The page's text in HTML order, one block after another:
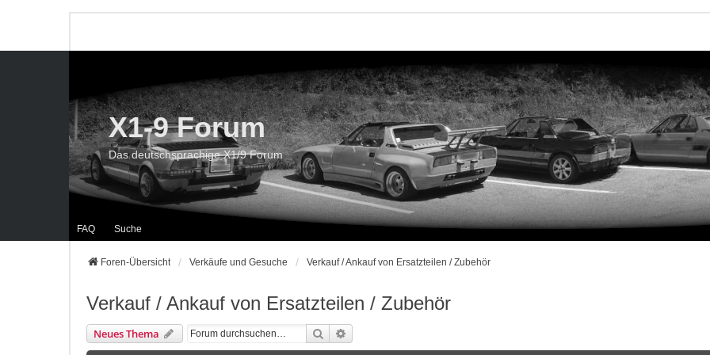
FAQ Suche
X1-9 Forum
Das deutschsprachige X1/9 Forum
Foren-Übersicht Verkäufe und Gesuche Verkauf / Ankauf von Ersatzteilen / Zubehör
Verkauf / Ankauf von Ersatzteilen / Zubehör
Neues Thema Suche